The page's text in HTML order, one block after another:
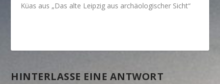
Küas aus „Das alte Leipzig aus archäologischer Sicht“
HINTERLASSE EINE ANTWORT